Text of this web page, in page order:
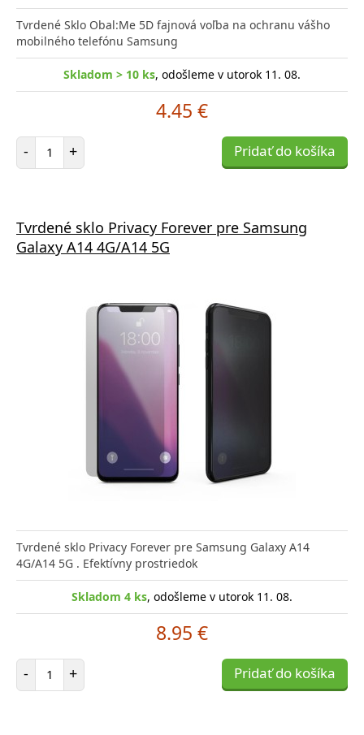
Tvrdené Sklo Obal:Me 5D fajnová voľba na ochranu vášho
mobilného telefónu Samsung
Skladom > 10 ks, odošleme v utorok 11. 08.
4.45 €
- Počet položiek
+ Pridať do košíka
Tvrdené sklo Privacy Forever pre Samsung
Galaxy A14 4G/A14 5G
Tvrdené sklo Privacy Forever pre Samsung Galaxy A14
4G/A14 5G . Efektívny prostriedok
Skladom 4 ks, odošleme v utorok 11. 08.
8.95 €
- Počet položiek
+ Pridať do košíka